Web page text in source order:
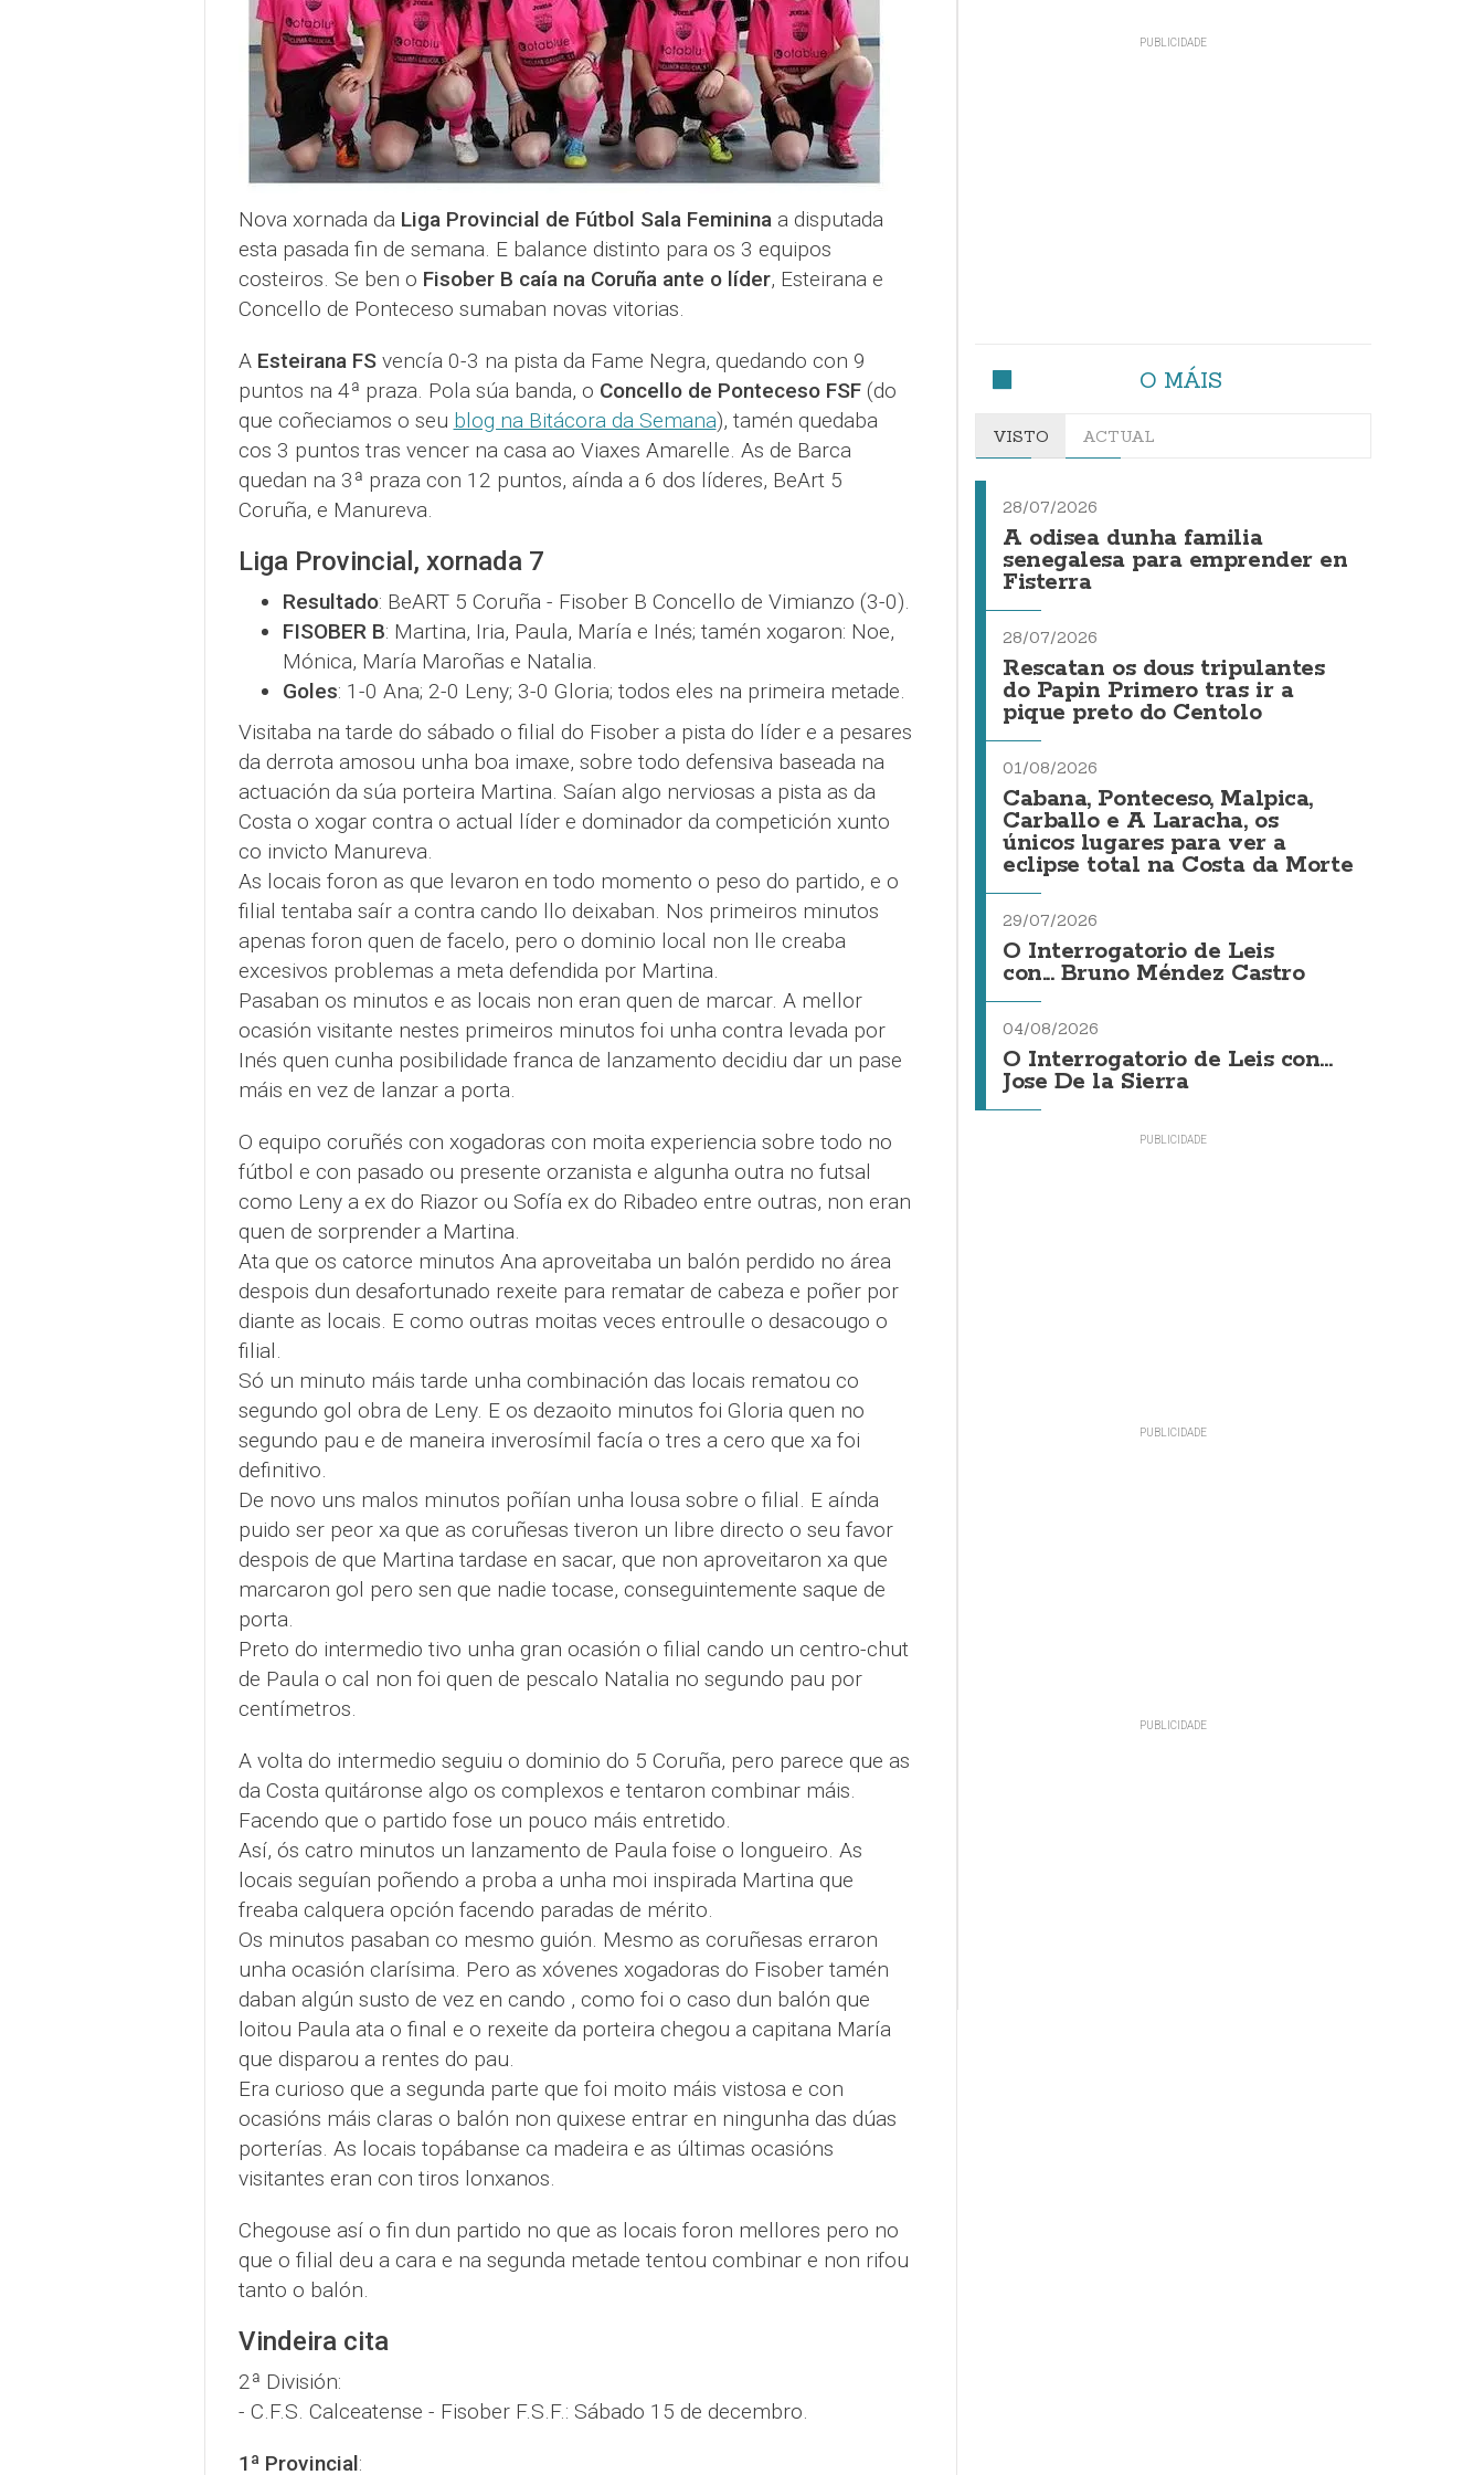
Nova xornada da Liga Provincial de Fútbol Sala Femininaa disputada
esta pasada fin de semana. E balance distinto para os 3 equipos
costeiros. Se ben o Fisober B caía na Coruña ante o líder, Esteirana e
Concello de Ponteceso sumaban novas vitorias.
A Esteirana FS vencía 0-3 na pista da Fame Negra, quedando con 9
puntos na 4ª praza. Pola súa banda, o Concello de Ponteceso FSF(do
que coñeciamos o seu blog na Bitácora da Semana), tamén quedaba
cos 3 puntos tras vencer na casa ao Viaxes Amarelle. As de Barca
quedan na 3ª praza con 12 puntos, aínda a 6 dos líderes, BeArt 5
Coruña, e Manureva.
Liga Provincial, xornada 7
Resultado: BeART 5 Coruña - Fisober B Concello de Vimianzo (3-0).
FISOBER B: Martina, Iria, Paula, María e Inés; tamén xogaron: Noe,
Mónica, María Maroñas e Natalia.
Goles: 1-0 Ana; 2-0 Leny; 3-0 Gloria; todos eles na primeira metade.
Visitaba na tarde do sábado o filial do Fisober a pista do líder e a pesares
da derrota amosou unha boa imaxe, sobre todo defensiva baseada na
actuación da súa porteira Martina. Saían algo nerviosas a pista as da
Costa o xogar contra o actual líder e dominador da competición xunto
co invicto Manureva.
As locais foron as que levaron en todo momento o peso do partido, e o
filial tentaba saír a contra cando llo deixaban. Nos primeiros minutos
apenas foron quen de facelo, pero o dominio local non lle creaba
excesivos problemas a meta defendida por Martina.
Pasaban os minutos e as locais non eran quen de marcar. A mellor
ocasión visitante nestes primeiros minutos foi unha contra levada por
Inés quen cunha posibilidade franca de lanzamento decidiu dar un pase
máis en vez de lanzar a porta.
O equipo coruñés con xogadoras con moita experiencia sobre todo no
fútbol e con pasado ou presente orzanista e algunha outra no futsal
como Leny a ex do Riazor ou Sofía ex do Ribadeo entre outras, non eran
quen de sorprender a Martina.
Ata que os catorce minutos Ana aproveitaba un balón perdido no área
despois dun desafortunado rexeite para rematar de cabeza e poñer por
diante as locais. E como outras moitas veces entroulle o desacougo o
filial.
Só un minuto máis tarde unha combinación das locais rematou co
segundo gol obra de Leny. E os dezaoito minutos foi Gloria quen no
segundo pau e de maneira inverosímil facía o tres a cero que xa foi
definitivo.
De novo uns malos minutos poñían unha lousa sobre o filial. E aínda
puido ser peor xa que as coruñesas tiveron un libre directo o seu favor
despois de que Martina tardase en sacar, que non aproveitaron xa que
marcaron gol pero sen que nadie tocase, conseguintemente saque de
porta.
Preto do intermedio tivo unha gran ocasión o filial cando un centro-chut
de Paula o cal non foi quen de pescalo Natalia no segundo pau por
centímetros.
A volta do intermedio seguiu o dominio do 5 Coruña, pero parece que as
da Costa quitáronse algo os complexos e tentaron combinar máis.
Facendo que o partido fose un pouco máis entretido.
Así, ós catro minutos un lanzamento de Paula foise o longueiro. As
locais seguían poñendo a proba a unha moi inspirada Martina que
freaba calquera opción facendo paradas de mérito.
Os minutos pasaban co mesmo guión. Mesmo as coruñesas erraron
unha ocasión clarísima. Pero as xóvenes xogadoras do Fisober tamén
daban algún susto de vez en cando , como foi o caso dun balón que
loitou Paula ata o final e o rexeite da porteira chegou a capitana María
que disparou a rentes do pau.
Era curioso que a segunda parte que foi moito máis vistosa e con
ocasións máis claras o balón non quixese entrar en ningunha das dúas
porterías. As locais topábanse ca madeira e as últimas ocasións
visitantes eran con tiros lonxanos.
Chegouse así o fin dun partido no que as locais foron mellores pero no
que o filial deu a cara e na segunda metade tentou combinar e non rifou
tanto o balón.
Vindeira cita
2ª División:
- C.F.S. Calceatense - Fisober F.S.F.: Sábado 15 de decembro.
1ª Provincial:
O MÁIS
VISTO ACTUAL
28/07/2026
A odisea dunha familia
senegalesa para emprender en
Fisterra
28/07/2026
Rescatan os dous tripulantes
do Papin Primero tras ir a
pique preto do Centolo
01/08/2026
Cabana, Ponteceso, Malpica,
Carballo e A Laracha, os
únicos lugares para ver a
eclipse total na Costa da Morte
29/07/2026
O Interrogatorio de Leis
con... Bruno Méndez Castro
04/08/2026
O Interrogatorio de Leis con...
Jose De la Sierra